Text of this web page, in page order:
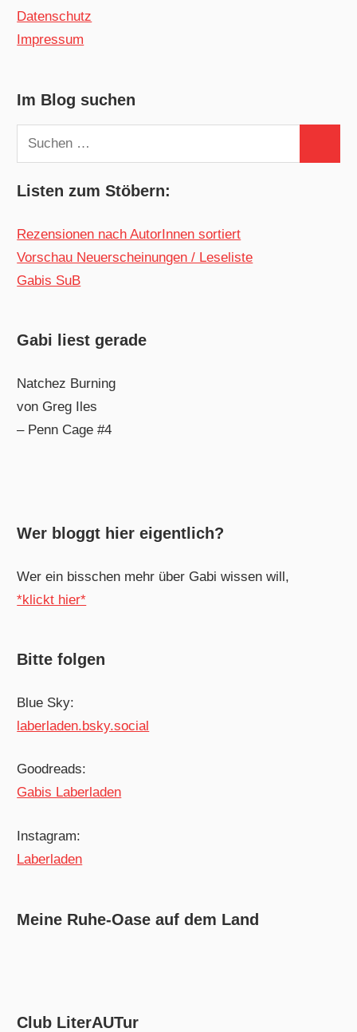
Datenschutz
Impressum
Im Blog suchen
Suchen
nach:
Listen zum Stöbern:
Rezensionen nach AutorInnen sortiert
Vorschau Neuerscheinungen / Leseliste
Gabis SuB
Gabi liest gerade
Natchez Burning
von Greg Iles
– Penn Cage #4
Wer bloggt hier eigentlich?
Wer ein bisschen mehr über Gabi wissen will,
*klickt hier*
Bitte folgen
Blue Sky:
laberladen.bsky.social
Goodreads:
Gabis Laberladen
Instagram:
Laberladen
Meine Ruhe-Oase auf dem Land
Club LiterAUTur